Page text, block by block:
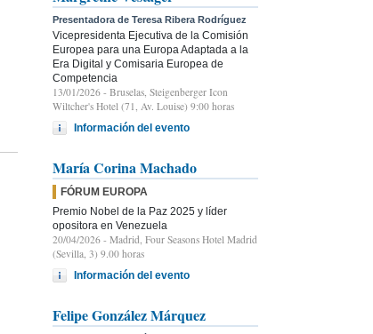
Presentadora de Teresa Ribera Rodríguez
Vicepresidenta Ejecutiva de la Comisión
Europea para una Europa Adaptada a la
Era Digital y Comisaria Europea de
Competencia
13/01/2026 - Bruselas, Steigenberger Icon
Wiltcher's Hotel (71, Av. Louise) 9:00 horas
Información del evento
María Corina Machado
FÓRUM EUROPA
Premio Nobel de la Paz 2025 y líder
opositora en Venezuela
20/04/2026 - Madrid, Four Seasons Hotel Madrid
(Sevilla, 3) 9.00 horas
Información del evento
Felipe González Márquez